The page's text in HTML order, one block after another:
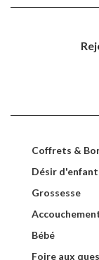
Coffrets &
Désir d'enfant
Grossesse
Bébé
Foire aux